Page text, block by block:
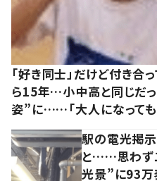
「好き同士」だけど付き合
ら15年…小中高と同じだ
姿”に……「大人になっても
駅の電光掲
と……思わず
光景”に93万